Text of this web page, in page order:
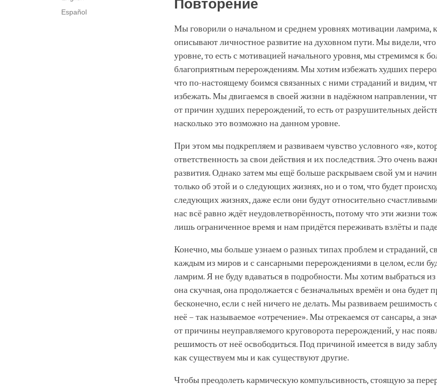
Español
Повторение
Мы говорили о начальном и среднем уровнях мотивации ламрима,
описывают личностное развитие на духовном пути. Мы видели,
уровне, то есть с мотивацией начального уровня, мы стремимся к
благоприятным перерождениям. Мы хотим избежать худших
что по-настоящему боимся связанных с ними страданий и видим,
избежать. Мы двигаемся в своей жизни в надёжном направлении,
от причин худших перерождений, то есть от разрушительных
насколько это возможно на данном уровне.
При этом мы подкрепляем и развиваем чувство условного «я»,
ответственность за свои действия и их последствия. Это очень
развития. Однако затем мы ещё больше раскрываем свой ум и
только об этой и о следующих жизнях, но и о том, что будет
следующих жизнях, даже если они будут относительно
нас всё равно ждёт неудовлетворённость, потому что эти жизни
лишь ограниченное время и нам придётся переживать взлёты и
Конечно, мы больше узнаем о разных типах проблем и страданий,
каждым из миров и с сансарными перерождениями в целом, если
ламрим. Я не буду вдаваться в подробности. Мы хотим выбраться
она скучная, она продолжается с безначальных времён и она будет
бесконечно, если с ней ничего не делать. Мы развиваем решимость
неё – так называемое «отречение». Мы отрекаемся от сансары, а
от причины неуправляемого круговорота перерождений, у нас
решимость от неё освободиться. Под причиной имеется в виду
как существуем мы и как существуют другие.
Чтобы преодолеть кармическую компульсивность, стоящую за